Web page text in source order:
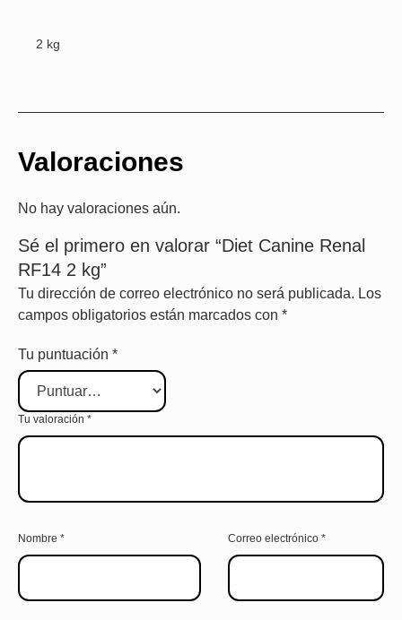
2 kg
Valoraciones
No hay valoraciones aún.
Sé el primero en valorar “Diet Canine Renal
RF14 2 kg”
Tu dirección de correo electrónico no será publicada. Los
campos obligatorios están marcados con *
Tu puntuación *
Tu valoración *
Nombre * Correo electrónico *